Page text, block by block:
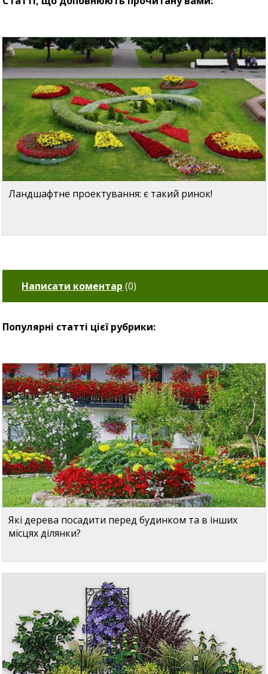
Ландшафтне проектування: є такий ринок!
Написати коментар (0)
Популярні статті цієї рубрики:
Які дерева посадити перед будинком та в інших
місцях ділянки?